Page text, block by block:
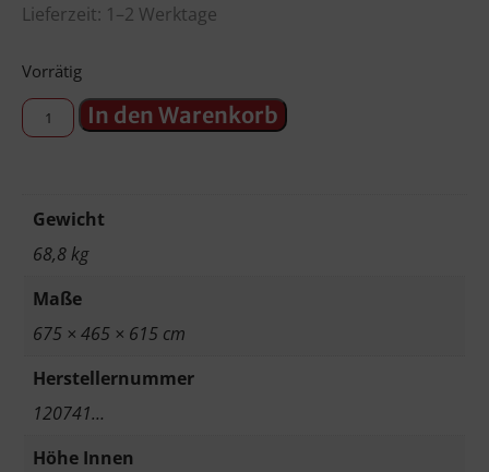
Lieferzeit: 1–2 Werktage
Vorrätig
In den Warenkorb
Gewicht
68,8 kg
Maße
675 × 465 × 615 cm
Herstellernummer
120741…
Höhe Innen